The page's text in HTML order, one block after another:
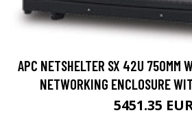
APC NETSHELTER SX 42U 750MM
NETWORKING ENCLOSURE
5451.35